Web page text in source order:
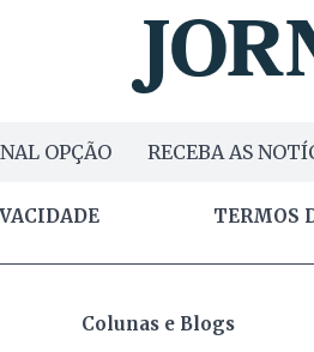
OPÇÃO RECEBA AS
TERMOS
Colunas e Blogs